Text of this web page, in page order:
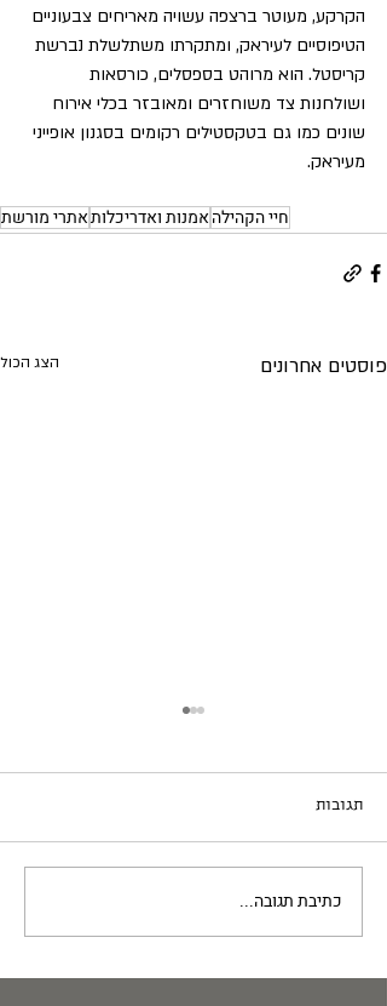
הקרקע, מעוטר ברצפה עשויה מאריחים צבעוניים
הטיפוסיים לעיראק, ומתקרתו משתלשלת נברשת
קריסטל. הוא מרוהט בספסלים, כורסאות
ושולחנות צד משוחזרים ומאובזר בכלי אירוח
שונים כמו גם בטקסטילים רקומים בסגנון אופייני
מעיראק.
חיי הקהילהאמנות ואדריכלותאתרי מורשת
פוסטים אחרונים הצג הכול
תגובות
כתיבת תגובה...